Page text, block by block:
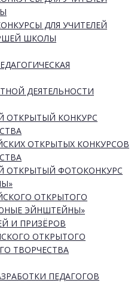
ДЛЯ УЧИТЕЛЕЙ
ШКОЛЫ
ДЕЯТЕЛЬНОСТИ
ОТКРЫТЫЙ КОНКУРС
ОТКРЫТЫХ КОНКУРСОВ
ОТКРЫТЫЙ ФОТОКОНКУРС
ОТКРЫТОГО
ЭЙНШТЕЙНЫ»
И ПРИЗЁРОВ
ОТКРЫТОГО
ТВОРЧЕСТВА
ПЕДАГОГОВ